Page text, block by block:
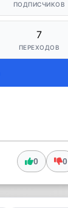
ПОДПИСЧИКОВ
7
ПЕРЕХОДОВ
0 0